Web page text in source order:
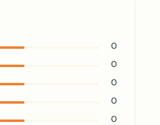
0
0
0
0
0